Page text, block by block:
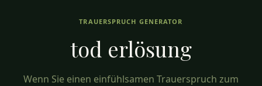
TRAUERSPRUCH GENERATOR
tod erlösung
Wenn Sie einen einfühlsamen Trauerspruch zum